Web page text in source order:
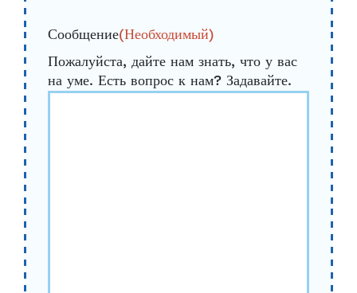
Сообщение(Необходимый)
Пожалуйста, дайте нам знать, что у вас
на уме. Есть вопрос к нам? Задавайте.